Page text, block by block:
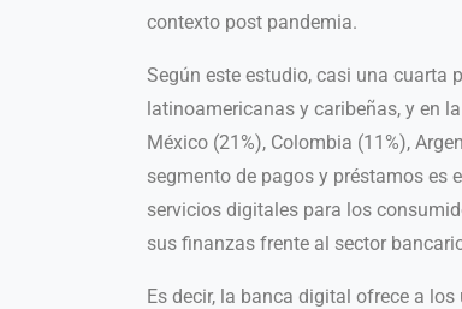
contexto post pandemia.
Según este estudio, casi una cuarta
latinoamericanas y caribeñas, y en
México (21%), Colombia (11%),
segmento de pagos y préstamos es
servicios digitales para los
sus finanzas frente al sector
Es decir, la banca digital ofrece a los